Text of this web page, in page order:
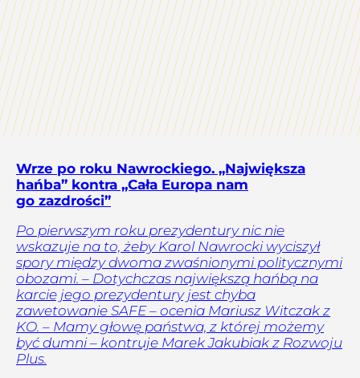
Wrze po roku Nawrockiego. „Największa
hańba” kontra „Cała Europa nam
go zazdrości”
Po pierwszym roku prezydentury nic nie
wskazuje na to, żeby Karol Nawrocki wyciszył
spory między dwoma zwaśnionymi politycznymi
obozami. – Dotychczas największą hańbą na
karcie jego prezydentury jest chyba
zawetowanie SAFE – ocenia Mariusz Witczak z
KO. – Mamy głowę państwa, z której możemy
być dumni – kontruje Marek Jakubiak z Rozwoju
Plus.